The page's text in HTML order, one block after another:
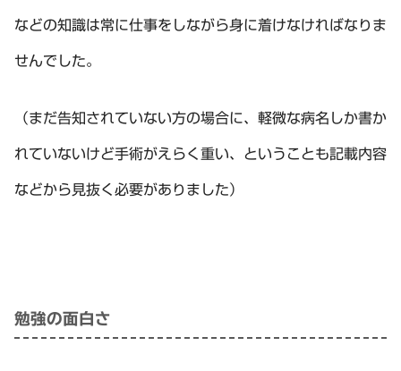
などの知識は常に仕事をしながら身に着けなければなりま
せんでした。
（まだ告知されていない方の場合に、軽微な病名しか書か
れていないけど手術がえらく重い、ということも記載内容
などから見抜く必要がありました）
勉強の面白さ